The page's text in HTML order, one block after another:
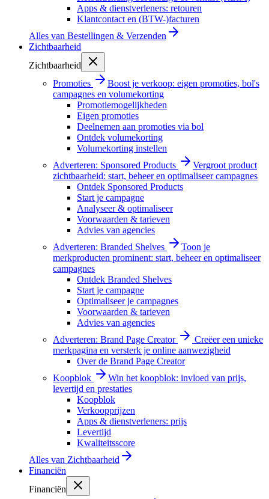
Apps & dienstverleners: retouren
Klantcontact en (BTW-)facturen
Alles van Bestellingen & Verzenden
Zichtbaarheid
Zichtbaarheid
Promoties
Boost je verkoop: eigen promoties, bol's
campagnes en volumekorting
Promotiemogelijkheden
Eigen promoties
Deelnemen aan promoties via bol
Ontdek volumekorting
Volumekorting instellen
Adverteren: Sponsored Products
Vergroot product
zichtbaarheid: start, beheer en optimaliseer campagnes
Ontdek Sponsored Products
Start je campagne
Analyseer & optimaliseer
Voorwaarden & tarieven
Advies van agencies
Adverteren: Branded Shelves
Toon je
merkproducten prominent: start, beheer en optimaliseer
campagnes
Ontdek Branded Shelves
Start je campagne
Optimaliseer je campagnes
Voorwaarden & tarieven
Advies van agencies
Adverteren: Brand Page Creator
Creëer een unieke
merkpagina en versterk je online aanwezigheid
Over de Brand Page Creator
Koopblok
Win het koopblok: invloed van prijs,
levertijd en prestaties
Koopblok
Verkoopprijzen
Apps & dienstverleners: prijs
Levertijd
Kwaliteitsscore
Alles van Zichtbaarheid
Financiën
Financiën